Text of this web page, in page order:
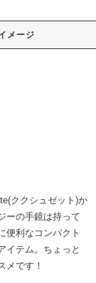
メージ
ククシュゼット)か
ーの手鏡は持って
便利なコンパクト
イテム。ちょっと
メです！